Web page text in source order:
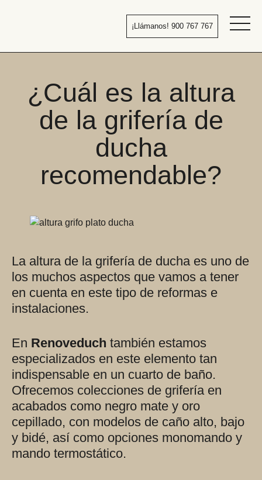
por
¡Llámanos! 900 767 767
¿Cuál es la altura
de la grifería de
ducha
recomendable?
La altura de la grifería de ducha es uno de
los muchos aspectos que vamos a tener
en cuenta en este tipo de reformas e
instalaciones.
En Renoveduch también estamos
especializados en este elemento tan
indispensable en un cuarto de baño.
Ofrecemos colecciones de grifería en
acabados como negro mate y oro
cepillado, con modelos de caño alto, bajo
y bidé, así como opciones monomando y
mando termostático.